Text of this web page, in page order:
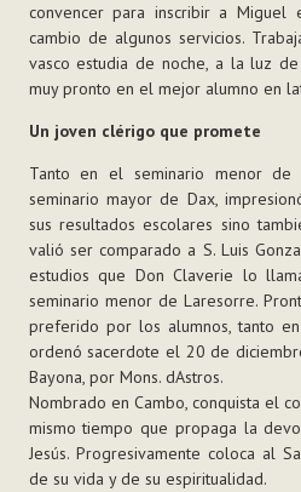
convencer para inscribir a
cambio de algunos servicios.
vasco estudia de noche, a la luz
muy pronto en el mejor alumno en
Un joven clérigo que promete
Tanto en el seminario menor de
seminario mayor de Dax,
sus resultados escolares sino
valió ser comparado a S. Luis
estudios que Don Claverie lo
seminario menor de Laresorre.
preferido por los alumnos, tanto
ordenó sacerdote el 20 de
Bayona, por Mons. dAstros.
Nombrado en Cambo, conquista el
mismo tiempo que propaga la
Jesús. Progresivamente coloca al
de su vida y de su espiritualidad.